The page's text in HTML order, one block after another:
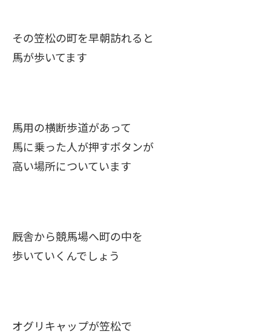
その笠松の町を早朝訪れると
馬が歩いてます
馬用の横断歩道があって
馬に乗った人が押すボタンが
高い場所についています
厩舎から競馬場へ町の中を
歩いていくんでしょう
オグリキャップが笠松で